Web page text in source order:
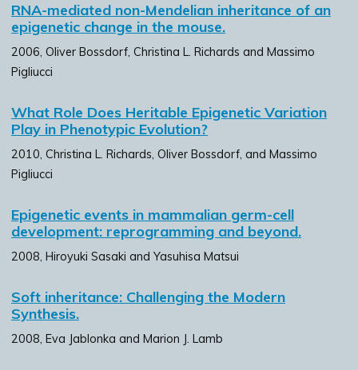
RNA-mediated non-Mendelian inheritance of an
epigenetic change in the mouse.
2006, Oliver Bossdorf, Christina L. Richards and Massimo
Pigliucci
What Role Does Heritable Epigenetic Variation
Play in Phenotypic Evolution?
2010, Christina L. Richards, Oliver Bossdorf, and Massimo
Pigliucci
Epigenetic events in mammalian germ-cell
development: reprogramming and beyond.
2008, Hiroyuki Sasaki and Yasuhisa Matsui
Soft inheritance: Challenging the Modern
Synthesis.
2008, Eva Jablonka and Marion J. Lamb